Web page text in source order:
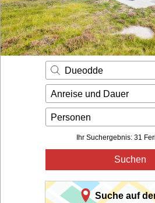
Kontakt
Gut zu wissen
Login
Dueodde
Anreise und Dauer
Personen
Ihr Suchergebnis: 31
Suchen
Suche auf